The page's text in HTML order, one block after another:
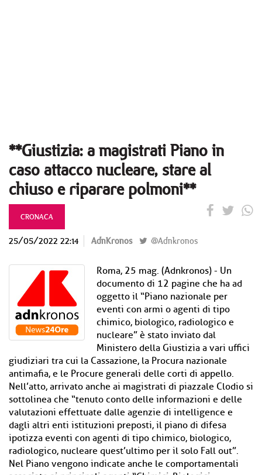
**Giustizia: a magistrati Piano in
caso attacco nucleare, stare al
chiuso e riparare polmoni**
CRONACA
25/05/2022 22:14 AdnKronos @Adnkronos
Roma, 25 mag. (Adnkronos) - Un
documento di 12 pagine che ha ad
oggetto il “Piano nazionale per
eventi con armi o agenti di tipo
chimico, biologico, radiologico e
nucleare” è stato inviato dal
Ministero della Giustizia a vari uffici
giudiziari tra cui la Cassazione, la Procura nazionale
antimafia, e le Procure generali delle corti di appello.
Nell’atto, arrivato anche ai magistrati di piazzale Clodio si
sottolinea che “tenuto conto delle informazioni e delle
valutazioni effettuate dalle agenzie di intelligence e
dagli altri enti istituzioni preposti, il piano di difesa
ipotizza eventi con agenti di tipo chimico, biologico,
radiologico, nucleare quest’ultimo per il solo Fall out”.
Nel Piano vengono indicate anche le comportamentali